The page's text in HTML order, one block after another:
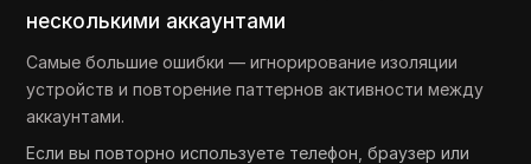
несколькими аккаунтами
Самые большие ошибки — игнорирование изоляции
устройств и повторение паттернов активности между
аккаунтами.
Если вы повторно используете телефон, браузер или